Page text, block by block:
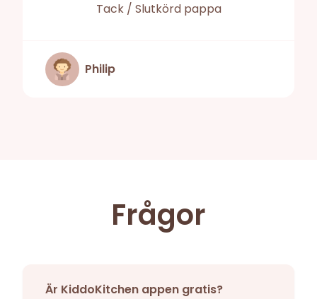
Tack / Slutkörd pappa
Philip
Frågor
Är KiddoKitchen appen gratis?